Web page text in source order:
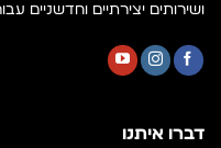
ושירותים יצירתיים וחדשניים
דברו איתנו